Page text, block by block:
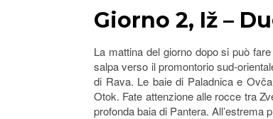
Giorno 2, Iž –
La mattina del giorno dopo si può
salpa verso il promontorio sud-
di Rava. Le baie di Paladnica e
Otok. Fate attenzione alle rocce tra
profonda baia di Pantera. All’estrema